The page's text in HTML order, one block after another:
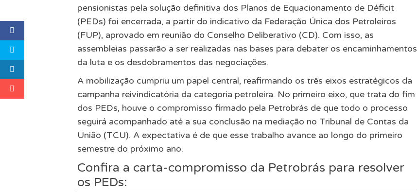
pensionistas pela solução definitiva dos Planos de Equacionamento de Déficit
(PEDs) foi encerrada, a partir do indicativo da Federação Única dos Petroleiros
(FUP), aprovado em reunião do Conselho Deliberativo (CD). Com isso, as
assembleias passarão a ser realizadas nas bases para debater os encaminhamentos
da luta e os desdobramentos das negociações.
A mobilização cumpriu um papel central, reafirmando os três eixos estratégicos da
campanha reivindicatória da categoria petroleira. No primeiro eixo, que trata do fim
dos PEDs, houve o compromisso firmado pela Petrobrás de que todo o processo
seguirá acompanhado até a sua conclusão na mediação no Tribunal de Contas da
União (TCU). A expectativa é de que esse trabalho avance ao longo do primeiro
semestre do próximo ano.
Confira a carta-compromisso da Petrobrás para resolver
os PEDs: